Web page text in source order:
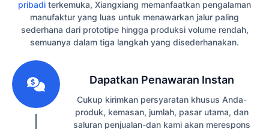
pribadi terkemuka, Xiangxiang memanfaatkan pengalaman
manufaktur yang luas untuk menawarkan jalur paling
sederhana dari prototipe hingga produksi volume rendah,
semuanya dalam tiga langkah yang disederhanakan.
Dapatkan Penawaran Instan
Cukup kirimkan persyaratan khusus Anda-
produk, kemasan, jumlah, pasar utama, dan
saluran penjualan-dan kami akan merespons